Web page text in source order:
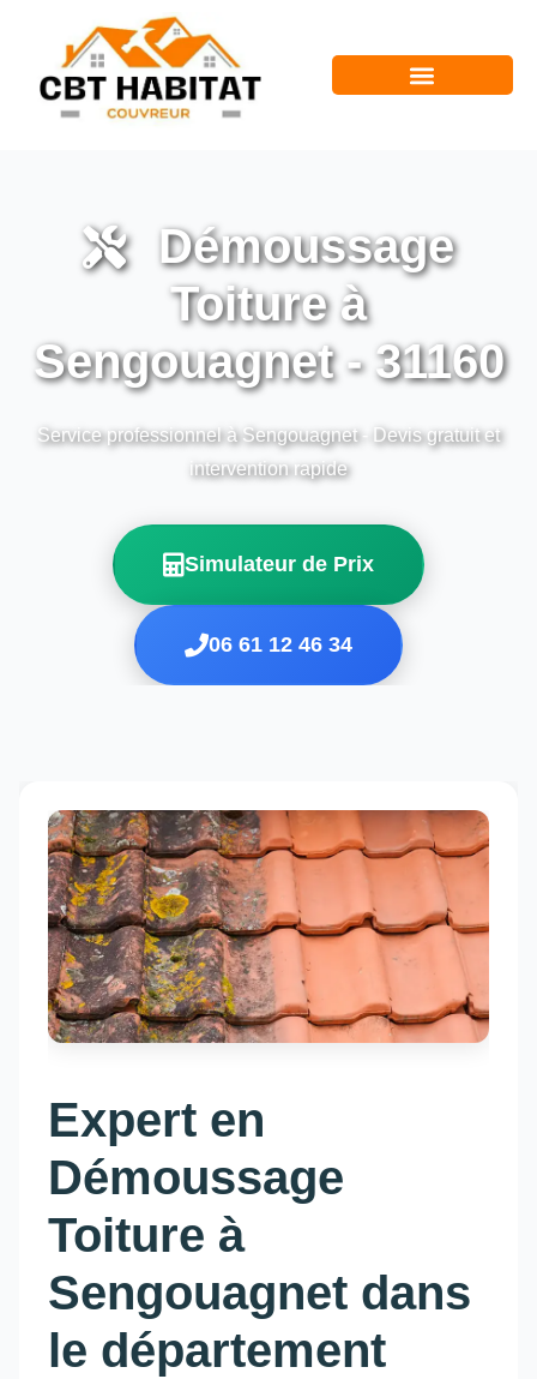
Démoussage
Toiture à
Sengouagnet - 31160
Service professionnel à Sengouagnet - Devis gratuit et
intervention rapide
Simulateur de Prix
06 61 12 46 34
Expert en
Démoussage
Toiture à
Sengouagnet dans
le département